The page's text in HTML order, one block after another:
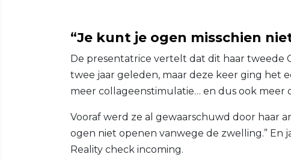
“Je kunt je ogen misschien
De presentatrice vertelt dat dit haar tweede
twee jaar geleden, maar deze keer ging het
meer collageenstimulatie… en dus ook meer
Vooraf werd ze al gewaarschuwd door haar
ogen niet openen vanwege de zwelling.”
Reality check incoming.